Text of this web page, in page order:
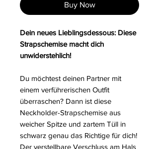
Buy Now
Dein neues Lieblingsdessous: Diese
Strapschemise macht dich
unwiderstehlich!
Du möchtest deinen Partner mit
einem verführerischen Outfit
überraschen? Dann ist diese
Neckholder-Strapschemise aus
weicher Spitze und zartem Tüll in
schwarz genau das Richtige für dich!
Der verstellbare Verschluss am Hals